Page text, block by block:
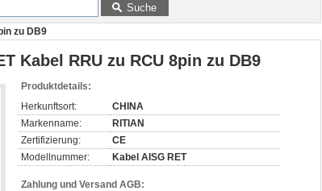
Suche
zu DB9
Kabel RRU zu RCU 8pin zu DB9
Produktdetails:
Herkunftsort:
CHINA
Markenname:
RITIAN
Zertifizierung:
CE
Modellnummer:
Kabel AISG RET
Zahlung und Versand AGB: